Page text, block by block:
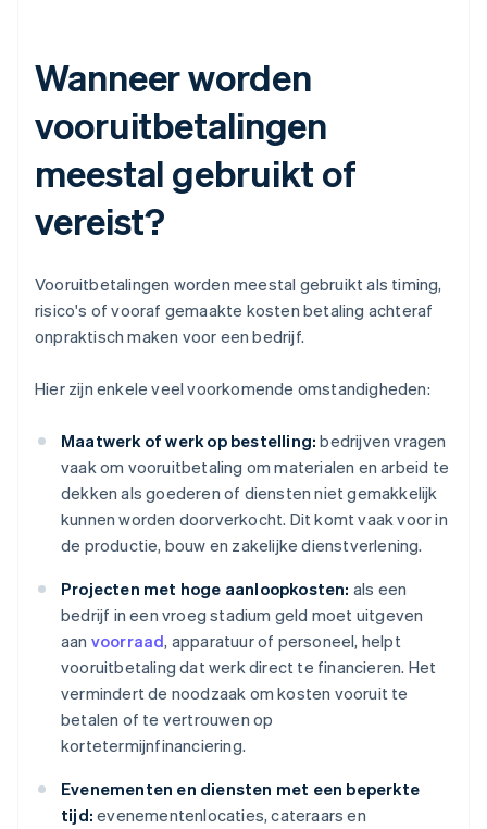
Wanneer worden
vooruitbetalingen
meestal gebruikt of
vereist?
Vooruitbetalingen worden meestal gebruikt als timing,
risico's of vooraf gemaakte kosten betaling achteraf
onpraktisch maken voor een bedrijf.
Hier zijn enkele veel voorkomende omstandigheden:
Maatwerk of werk op bestelling: bedrijven vragen
vaak om vooruitbetaling om materialen en arbeid te
dekken als goederen of diensten niet gemakkelijk
kunnen worden doorverkocht. Dit komt vaak voor in
de productie, bouw en zakelijke dienstverlening.
Projecten met hoge aanloopkosten: als een
bedrijf in een vroeg stadium geld moet uitgeven
aan voorraad, apparatuur of personeel, helpt
vooruitbetaling dat werk direct te financieren. Het
vermindert de noodzaak om kosten vooruit te
betalen of te vertrouwen op
kortetermijnfinanciering.
Evenementen en diensten met een beperkte
tijd: evenementenlocaties, cateraars en